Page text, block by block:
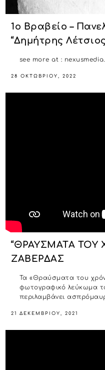
1ο Βραβείο –
“Δημήτρης
see more at :
28 ΟΚΤΩΒΡΊΟΥ, 2022
“ΘΡΑΥΣΜΑΤΑ ΤΟΥ
ΖΑΒΕΡΔΑΣ
Τα «Θραύσματα του
φωτογραφικό λεύκωμα
περιλαμβάνει
21 ΔΕΚΕΜΒΡΊΟΥ, 2021